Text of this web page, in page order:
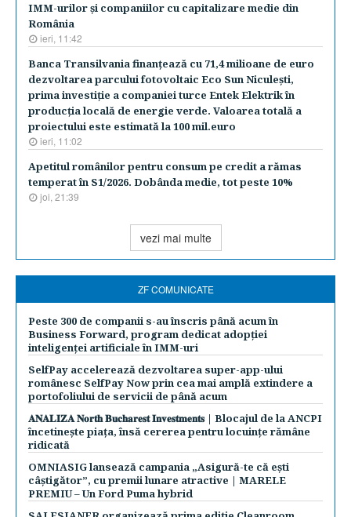
IMM-urilor şi companiilor cu capitalizare medie din
România
ieri, 11:42
Banca Transilvania finanţează cu 71,4 milioane de euro
dezvoltarea parcului fotovoltaic Eco Sun Niculeşti,
prima investiţie a companiei turce Entek Elektrik în
producţia locală de energie verde. Valoarea totală a
proiectului este estimată la 100 mil.euro
ieri, 11:02
Apetitul românilor pentru consum pe credit a rămas
temperat în S1/2026. Dobânda medie, tot peste 10%
joi, 21:39
vezi mai multe
ZF COMUNICATE
Peste 300 de companii s-au înscris până acum în
Business Forward, program dedicat adopției
inteligenței artificiale în IMM-uri
SelfPay accelerează dezvoltarea super-app-ului
românesc SelfPay Now prin cea mai amplă extindere a
portofoliului de servicii de până acum
𝐀𝐍𝐀𝐋𝐈𝐙𝐀 𝐍𝐨𝐫𝐭𝐡 𝐁𝐮𝐜𝐡𝐚𝐫𝐞𝐬𝐭 𝐈𝐧𝐯𝐞𝐬𝐭𝐦𝐞𝐧𝐭𝐬 | Blocajul de la ANCPI
încetinește piața, însă cererea pentru locuințe rămâne
ridicată
OMNIASIG lansează campania „Asigură-te că ești
câștigător”, cu premii lunare atractive | MARELE
PREMIU – Un Ford Puma hybrid